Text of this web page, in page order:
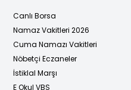
Canlı Borsa
Namaz Vakitleri 2026
Cuma Namazı Vakitleri
Nöbetçi Eczaneler
İstiklal Marşı
E Okul VBS